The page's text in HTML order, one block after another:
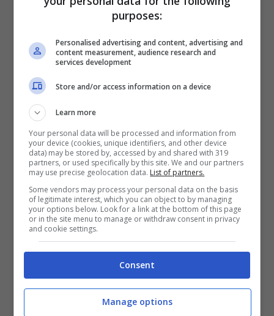
L’Istituto superiore di sanità ha registrato
primo trimestre del 2024 si è assistito a un
incremento sei volte maggiore dei casi di
Dengue rispetto allo stesso periodo
dell’anno precedente. Sono stati inoltre
segnalati casi autoctoni di infezioni neuro-
invasive dovute a zecche. Queste
statistiche sottolineano la necessità
urgente di adottare misure preventive
efficaci. Per contrastare questa tendenza
preoccupante, la Commissione Ambiente e
Salute della Sip suggerisce diverse
purposes:
Personalised advertising and content, advertising and
content measurement, audience research and
services development
Store and/or access information on a device
Learn more
Your personal data will be processed and information from
your device (cookies, unique identifiers, and other device
data) may be stored by, accessed by and shared with 319
partners, or used specifically by this site. We and our partners
may use precise geolocation data. List of partners.
Some vendors may process your personal data on the basis
of legitimate interest, which you can object to by managing
your options below. Look for a link at the bottom of this page
or in the site menu to manage or withdraw consent in privacy
and cookie settings.
Consent
Manage options